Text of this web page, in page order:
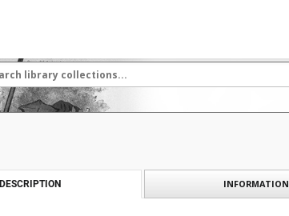
DESCRIPTION INFORMATION